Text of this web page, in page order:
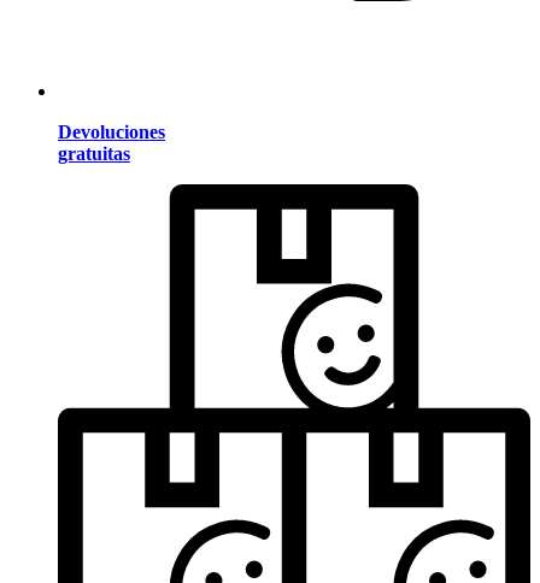
Devoluciones
gratuitas